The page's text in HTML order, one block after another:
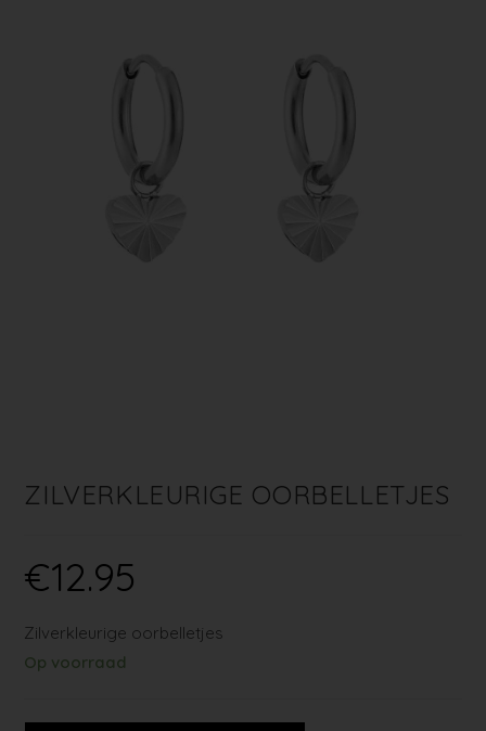
ZILVERKLEURIGE OORBELLETJES
€12.95
Zilverkleurige oorbelletjes
Op voorraad